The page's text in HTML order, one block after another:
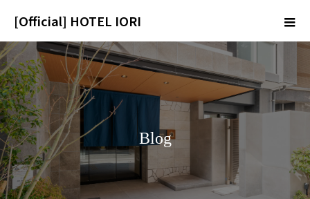
[Official] HOTEL IORI
Blog